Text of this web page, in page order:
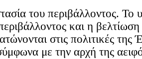
του περιβάλλοντος. Το
και η
στις πολιτικές της
με την αρχή της